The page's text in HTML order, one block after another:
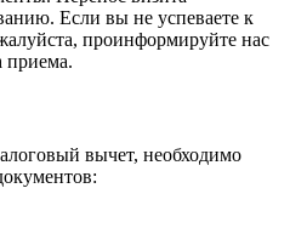
Если вы не успеваете к
проинформируйте нас
приема.
вычет, необходимо